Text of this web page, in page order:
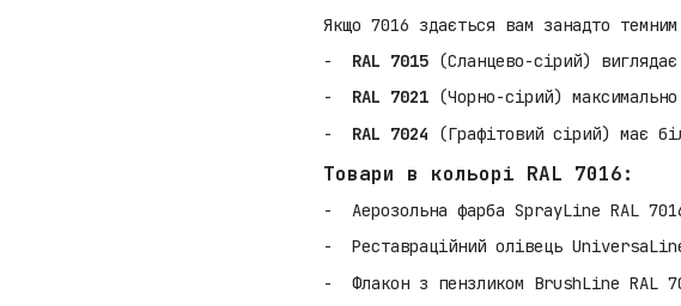
Якщо 7016 здається вам занадто
RAL 7015 (Сланцево-сірий)
RAL 7021 (Чорно-сірий)
RAL 7024 (Графітовий сірий) має
Товари в кольорі RAL 7016:
Аерозольна фарба SprayLine RAL
Реставраційний олівець
Флакон з пензликом BrushLine RAL